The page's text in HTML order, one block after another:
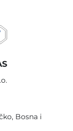
Bosna i